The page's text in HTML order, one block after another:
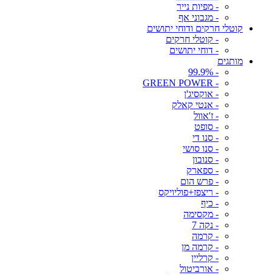
- מפיות נייר
- מגבוני אף
קוטלי חרקים ודוחי יתושים
- קוטלי חרקים
- דוחי יתושים
מותגים
- 99.9%
- GREEN POWER
- אוקסיג'ן
- אנטי קאלק
- ז'אוול
- סופט
- סנו די
- סנו סושי
- סנובון
- ספארק
- פרש הום
- ריצפז+פוליויקס
- כיף
- מקסימה
- נקה 7
- קרמה
- קרמה מן
- קרליין
- אורביטול